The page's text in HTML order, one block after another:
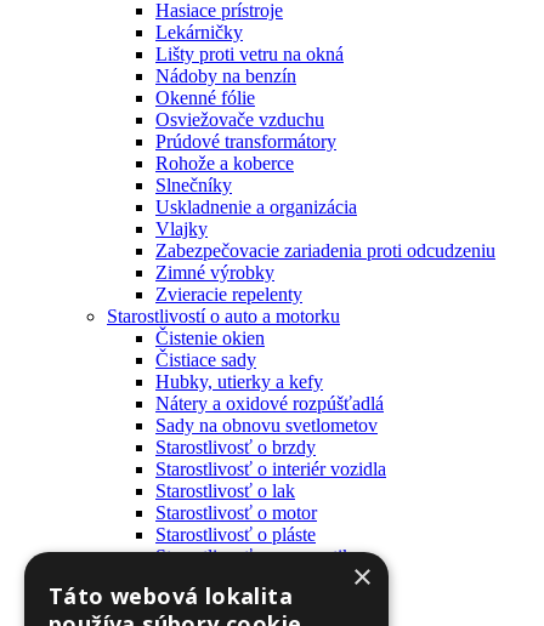
Hasiace prístroje
Lekárničky
Lišty proti vetru na okná
Nádoby na benzín
Okenné fólie
Osviežovače vzduchu
Prúdové transformátory
Rohože a koberce
Slnečníky
Uskladnenie a organizácia
Vlajky
Zabezpečovacie zariadenia proti odcudzeniu
Zimné výrobky
Zvieracie repelenty
Starostlivostí o auto a motorku
Čistenie okien
Čistiace sady
Hubky, utierky a kefy
Nátery a oxidové rozpúšťadlá
Sady na obnovu svetlometov
Starostlivosť o brzdy
Starostlivosť o interiér vozidla
Starostlivosť o lak
Starostlivosť o motor
Starostlivosť o pláste
Starostlivosť o pneumatiky
Batohy a tašky
Kľúčenky
×
Táto webová lokalita